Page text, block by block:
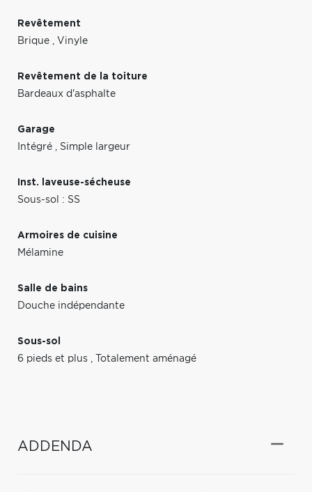
Revêtement
Brique , Vinyle
Revêtement de la toiture
Bardeaux d'asphalte
Garage
Intégré , Simple largeur
Inst. laveuse-sécheuse
Sous-sol : SS
Armoires de cuisine
Mélamine
Salle de bains
Douche indépendante
Sous-sol
6 pieds et plus , Totalement aménagé
ADDENDA